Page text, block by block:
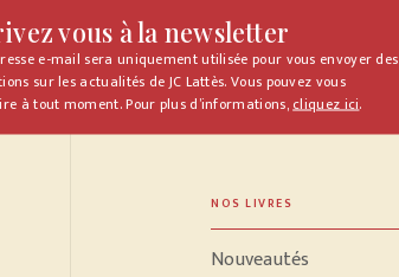
vous à la newsletter
e-mail sera uniquement utilisée pour vous envoyer des
sur les actualités de JC Lattès. Vous pouvez vous
à tout moment. Pour plus d’informations,cliquez ici.
NOS LIVRES
Nouveautés